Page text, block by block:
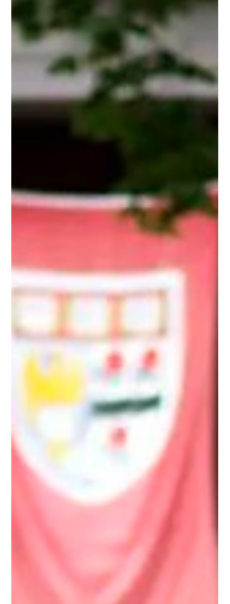
哈佛2027届新生数据：近300人放弃Offer，这类
专业最火！
就在前不久，高等教育界的标杆、最著名的“常春藤盟校”——哈佛
大学，终于对外公布了 2027届的新生录取数据 。 结合《哈佛深
红报》（The Havard Crimson）发布的相关消息，今天我们就从
学生背景、入学率、学术兴趣、录取关键...